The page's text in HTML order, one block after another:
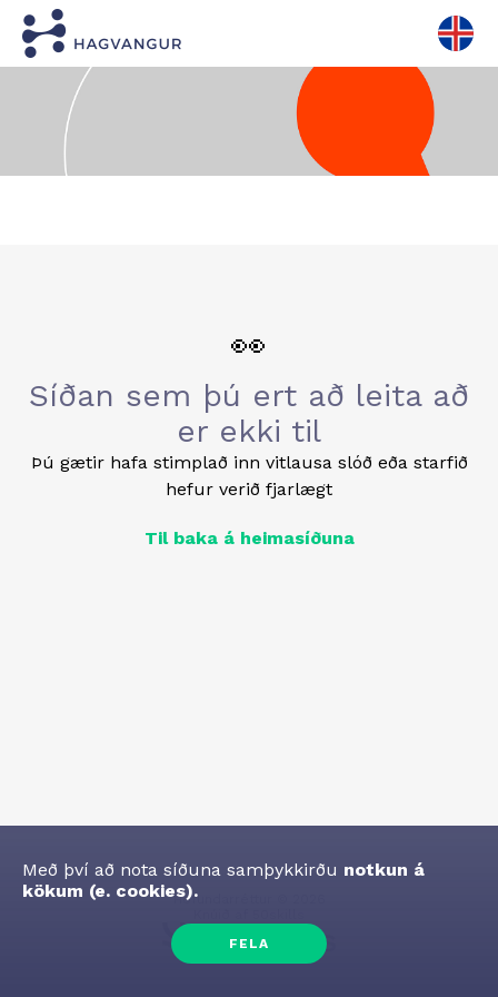
👀
Síðan sem þú ert að leita að
er ekki til
Þú gætir hafa stimplað inn vitlausa slóð eða starfið
hefur verið fjarlægt
Til baka á heimasíðuna
Höfundarréttur
Með því að nota síðuna samþykkirðu notkun á
kökum (e. cookies).
FELA